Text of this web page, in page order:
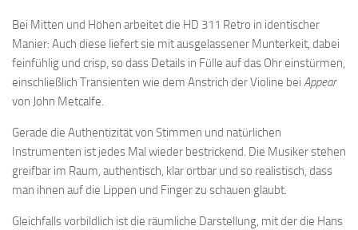
Bei Mitten und Höhen arbeitet die HD 311 Retro in identischer
Manier: Auch diese liefert sie mit ausgelassener Munterkeit, dabei
feinfühlig und crisp, so dass Details in Fülle auf das Ohr einstürmen,
einschließlich Transienten wie dem Anstrich der Violine bei Appear
von John Metcalfe.
Gerade die Authentizität von Stimmen und natürlichen
Instrumenten ist jedes Mal wieder bestrickend. Die Musiker stehen
greifbar im Raum, authentisch, klar ortbar und so realistisch, dass
man ihnen auf die Lippen und Finger zu schauen glaubt.
Gleichfalls vorbildlich ist die räumliche Darstellung, mit der die Hans